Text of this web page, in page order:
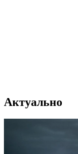
Актуально